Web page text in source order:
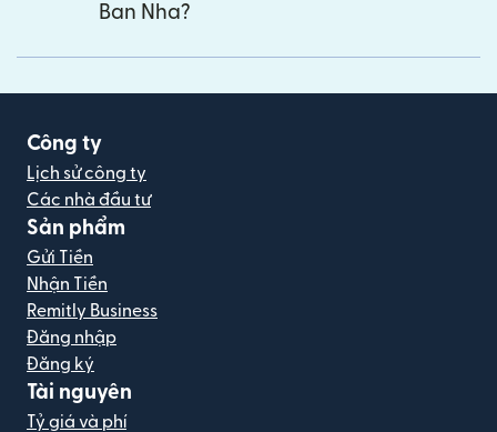
Ban Nha?
Công ty
Lịch sử công ty
Các nhà đầu tư
Sản phẩm
Gửi Tiền
Nhận Tiền
Remitly Business
Đăng nhập
Đăng ký
Tài nguyên
Tỷ giá và phí